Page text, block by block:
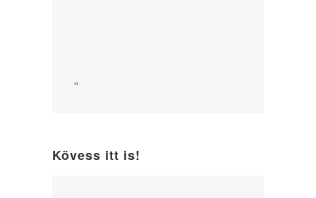
"
Kövess itt is!